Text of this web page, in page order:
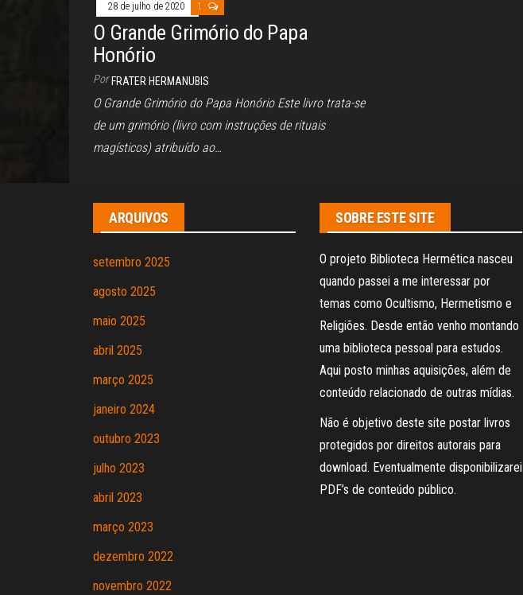
28 de julho de 2020 1
O Grande Grimório do Papa
Honório
Por FRATER HERMANUBIS
O Grande Grimório do Papa Honório Este livro trata-se
de um grimório (livro com instruções de rituais
magísticos) atribuído ao…
ARQUIVOS
setembro 2025
agosto 2025
maio 2025
abril 2025
março 2025
janeiro 2024
outubro 2023
julho 2023
abril 2023
março 2023
dezembro 2022
novembro 2022
SOBRE ESTE SITE
O projeto Biblioteca Hermética nasceu
quando passei a me interessar por
temas como Ocultismo, Hermetismo e
Religiões. Desde então venho montando
uma biblioteca pessoal para estudos.
Aqui posto minhas aquisições, além de
conteúdo relacionado de outras mídias.
Não é objetivo deste site postar livros
protegidos por direitos autorais para
download. Eventualmente disponibilizarei
PDF’s de conteúdo público.